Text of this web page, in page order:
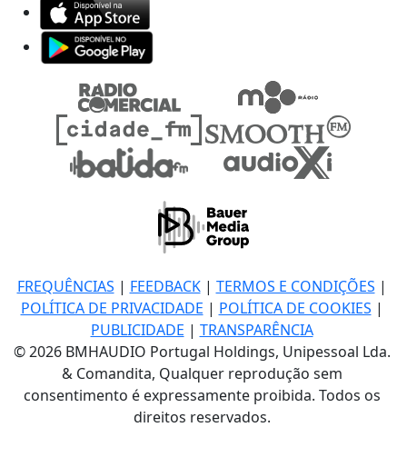
FREQUÊNCIAS | FEEDBACK| TERMOS E CONDIÇÕES |
POLÍTICA DE PRIVACIDADE | POLÍTICA DE COOKIES |
PUBLICIDADE | TRANSPARÊNCIA
© 2026 BMHAUDIO Portugal Holdings, Unipessoal Lda.
& Comandita, Qualquer reprodução sem
consentimento é expressamente proibida. Todos os
direitos reservados.